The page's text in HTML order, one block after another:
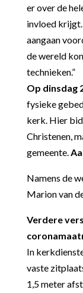
er over de
invloed
aangaan
de wereld
technieken.”
Op dinsdag
fysieke
kerk. Hier
Christenen,
gemeente.
Namens de
Marion van
Verdere
In
vaste
1,5 meter